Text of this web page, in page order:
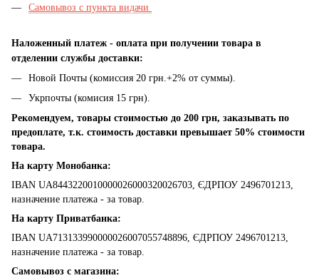
Самовывоз с пункта видачи
Наложенный платеж - оплата при получении товара в
отделении службы доставки:
Новой Почты (комиссия 20 грн.+2% от суммы).
Укрпочты (комисия 15 грн).
Рекомендуем, товары стоимостью до 200 грн, заказывать по
предоплате, т.к. стоимость доставки превышает 50% стоимости
товара.
На карту Монобанка:
IBAN UA8443220010000026000320026703, ЄДРПОУ 2496701213,
назначение платежа - за товар.
На карту Приватбанка:
IBAN UA713133990000026007055748896, ЄДРПОУ 2496701213,
назначение платежа - за товар.
Самовывоз с магазина: